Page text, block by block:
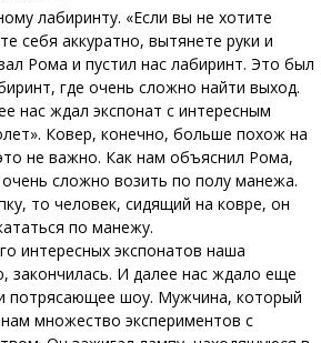
лабиринту. «Если вы не хотите
себя аккуратно, вытянете руки и
Рома и пустил нас лабиринт. Это был
где очень сложно найти выход.
нас ждал экспонат с интересным
Ковер, конечно, больше похож на
не важно. Как нам объяснил Рома,
сложно возить по полу манежа.
то человек, сидящий на ковре, он
по манежу.
интересных экспонатов наша
закончилась. И далее нас ждало еще
потрясающее шоу. Мужчина, который
множество экспериментов с